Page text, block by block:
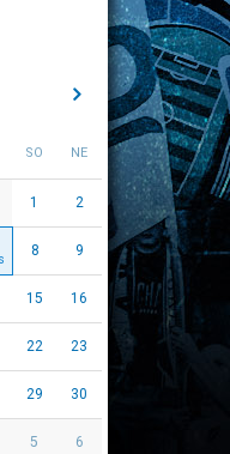
SO NE
1 2
8 9
15 16
22 23
29 30
5 6